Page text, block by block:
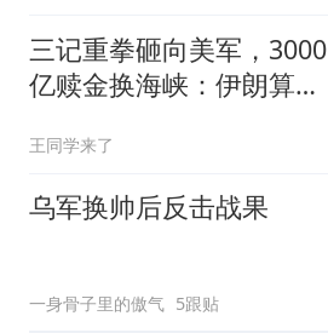
三记重拳砸向美军，3000
亿赎金换海峡：伊朗算准
王同学来了
乌军换帅后反击战果
一身骨子里的傲气 5跟贴